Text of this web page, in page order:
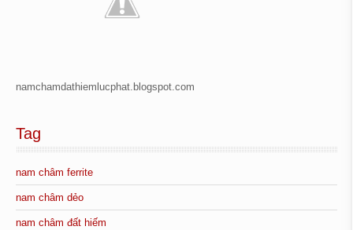
namchamdathiemlucphat.blogspot.com
Tag
nam châm ferrite
nam châm dẻo
nam châm đất hiếm